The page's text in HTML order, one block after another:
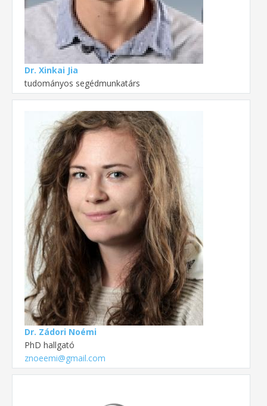
Dr. Xinkai Jia
tudományos segédmunkatárs
Dr. Zádori Noémi
PhD hallgató
znoeemi@gmail.com